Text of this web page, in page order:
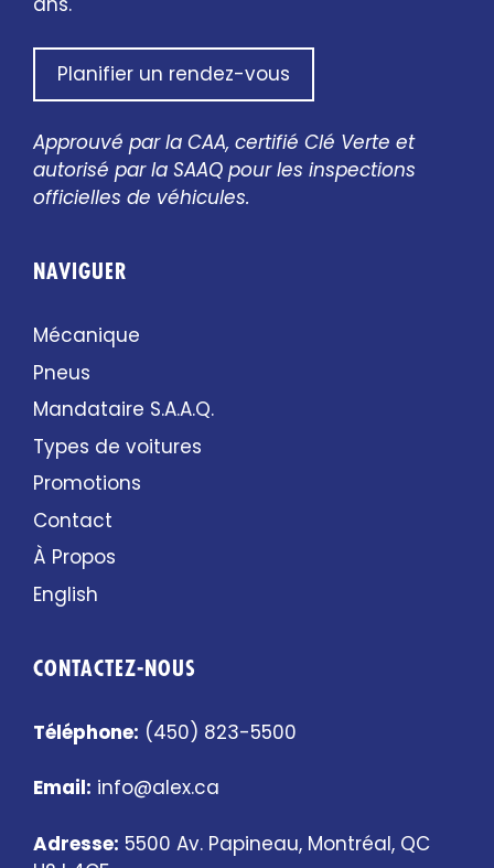
Planifier un rendez-vous
Approuvé par la CAA, certifié Clé Verte et
autorisé par la SAAQ pour les inspections
officielles de véhicules.
NAVIGUER
Mécanique
Pneus
Mandataire S.A.A.Q.
Types de voitures
Promotions
Contact
À Propos
English
CONTACTEZ-NOUS
Téléphone: (450) 823-5500
Email: info@alex.ca
Adresse: 5500 Av. Papineau, Montréal, QC